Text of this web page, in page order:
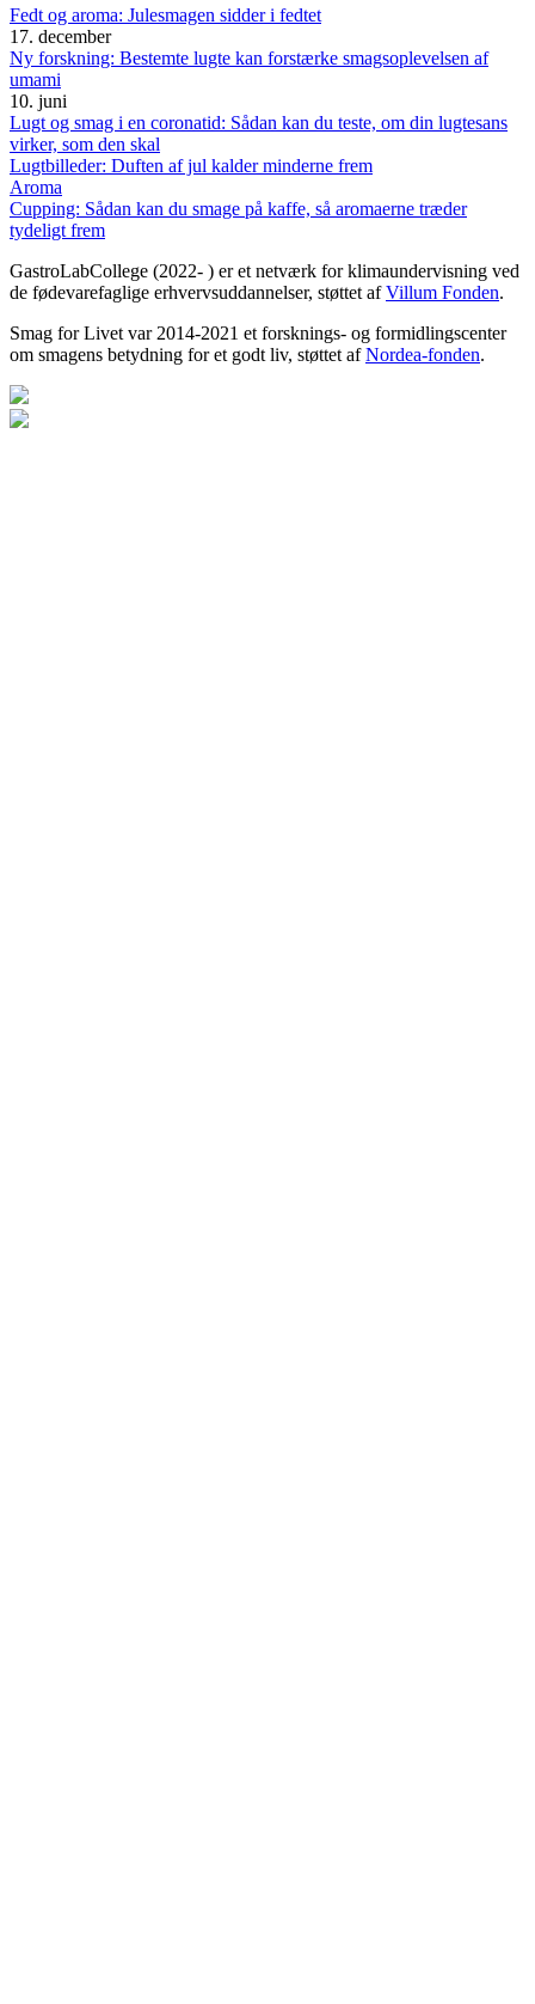
Fedt og aroma: Julesmagen sidder i fedtet
17. december
Ny forskning: Bestemte lugte kan forstærke smagsoplevelsen af
umami
10. juni
Lugt og smag i en coronatid: Sådan kan du teste, om din lugtesans
virker, som den skal
Lugtbilleder: Duften af jul kalder minderne frem
Aroma
Cupping: Sådan kan du smage på kaffe, så aromaerne træder
tydeligt frem
GastroLabCollege (2022- ) er et netværk for klimaundervisning ved
de fødevarefaglige erhvervsuddannelser, støttet afVillum Fonden.
Smag for Livet var 2014-2021 et forsknings- og formidlingscenter
om smagens betydning for et godt liv, støttet afNordea-fonden.